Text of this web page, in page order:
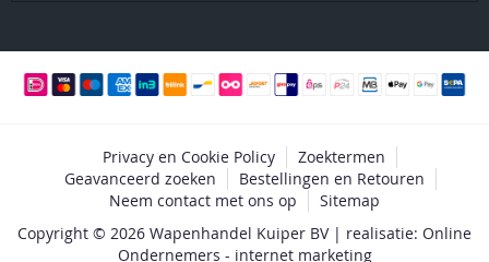
Privacy en Cookie Policy
Zoektermen
Geavanceerd zoeken
Bestellingen en Retouren
Neem contact met ons op
Sitemap
Copyright © 2026 Wapenhandel Kuiper BV | realisatie: Online
Ondernemers - internet marketing